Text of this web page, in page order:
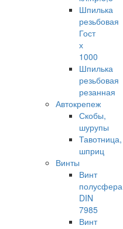
Шпилька
резьбовая
Гост
х
1000
Шпилька
резьбовая
резанная
Автокрепеж
Скобы,
шурупы
Тавотница,
шприц
Винты
Винт
полусфера
DIN
7985
Винт